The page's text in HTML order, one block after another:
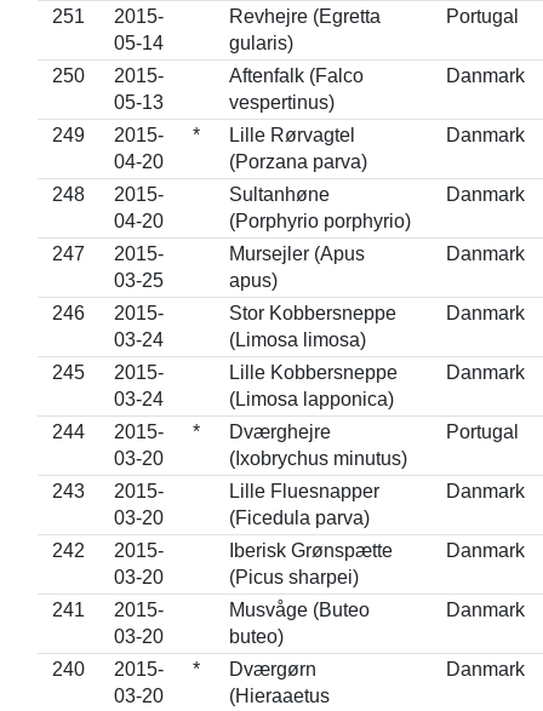
251
2015-
05-14
Revhejre (Egretta
gularis)
Portugal
250
2015-
05-13
Aftenfalk (Falco
vespertinus)
Danmark
249
2015-
04-20
*
Lille Rørvagtel
(Porzana parva)
Danmark
248
2015-
04-20
Sultanhøne
(Porphyrio porphyrio)
Danmark
247
2015-
03-25
Mursejler (Apus
apus)
Danmark
246
2015-
03-24
Stor Kobbersneppe
(Limosa limosa)
Danmark
245
2015-
03-24
Lille Kobbersneppe
(Limosa lapponica)
Danmark
244
2015-
03-20
*
Dværghejre
(Ixobrychus minutus)
Portugal
243
2015-
03-20
Lille Fluesnapper
(Ficedula parva)
Danmark
242
2015-
03-20
Iberisk Grønspætte
(Picus sharpei)
Danmark
241
2015-
03-20
Musvåge (Buteo
buteo)
Danmark
240
2015-
03-20
*
Dværgørn
(Hieraaetus
Danmark